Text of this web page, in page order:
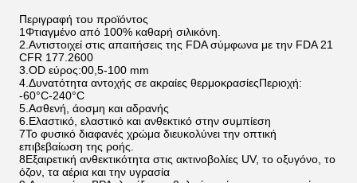
Περιγραφή του προϊόντος
1Φτιαγμένο από 100% καθαρή σιλικόνη.
2.Αντιστοιχεί στις απαιτήσεις της FDA σύμφωνα με την FDA 21
CFR 177.2600
3.OD εύρος:00,5-100 mm
4.Δυνατότητα αντοχής σε ακραίες θερμοκρασίεςΠεριοχή:
-60°C-240°C
5.Ασθενή, άοσμη και αδρανής
6.Ελαστικό, ελαστικό και ανθεκτικό στην συμπίεση
7Το φυσικό διαφανές χρώμα διευκολύνει την οπτική
επιβεβαίωση της ροής.
8Εξαιρετική ανθεκτικότητα στις ακτινοβολίες UV, το οξυγόνο, το
όζον, τα αέρια και την υγρασία